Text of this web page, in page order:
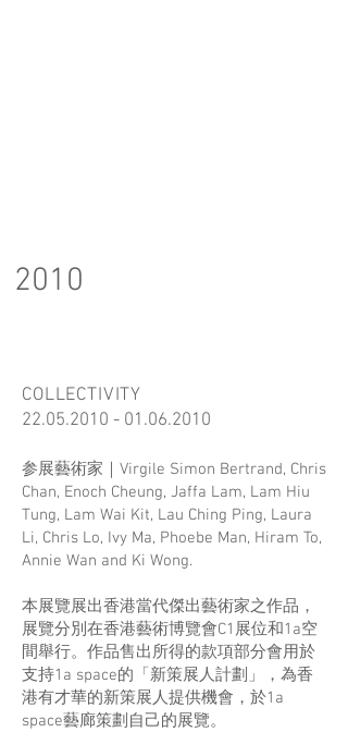
2010
COLLECTIVITY
22.05.2010 - 01.06.2010
参展藝術家｜Virgile Simon Bertrand, Chris
Chan, Enoch Cheung, Jaffa Lam, Lam Hiu
Tung, Lam Wai Kit, Lau Ching Ping, Laura
Li, Chris Lo, Ivy Ma, Phoebe Man, Hiram To,
Annie Wan and Ki Wong.
本展覽展出香港當代傑出藝術家之作品，
展覽分別在香港藝術博覽會C1展位和1a空
間舉行。作品售出所得的款項部分會用於
支持1a space的「新策展人計劃」，為香
港有才華的新策展人提供機會，於1a
space藝廊策劃自己的展覽。